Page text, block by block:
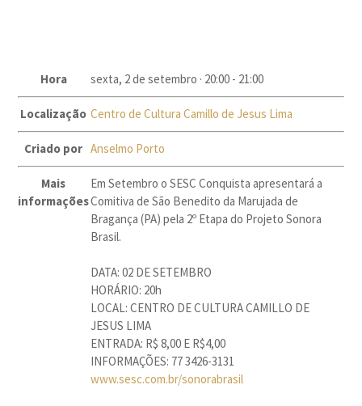
Hora sexta, 2 de setembro · 20:00 - 21:00
Localização Centro de Cultura Camillo de Jesus Lima
Criado por Anselmo Porto
Mais
informações
Em Setembro o SESC Conquista apresentará a
Comitiva de São Benedito da Marujada de
Bragança (PA) pela 2º Etapa do Projeto Sonora
Brasil.
DATA: 02 DE SETEMBRO
HORÁRIO: 20h
LOCAL: CENTRO DE CULTURA CAMILLO DE
JESUS LIMA
ENTRADA: R$ 8,00 E R$4,00
INFORMAÇÕES: 77 3426-3131
www.sesc.com.br/sonorabrasil